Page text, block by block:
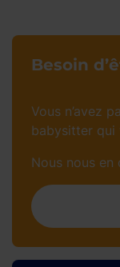
Besoin
Vous n’avez
babysitter qui
Nous nous